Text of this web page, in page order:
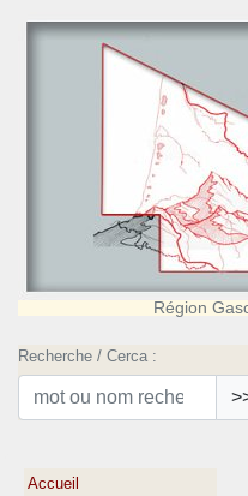
Région
Recherche / Cerca :
Accueil